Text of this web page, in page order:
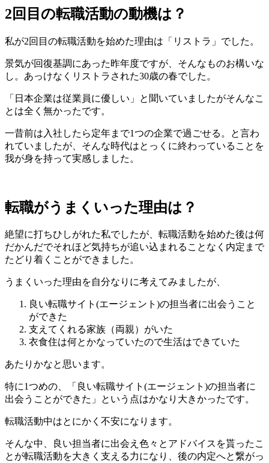
2回目の転職活動の動機は？
私が2回目の転職活動を始めた理由は「リストラ」でした。
景気が回復基調にあった昨年度ですが、そんなものお構いな
し。あっけなくリストラされた30歳の春でした。
「日本企業は従業員に優しい」と聞いていましたがそんなこ
とは全く無かったです。
一昔前は入社したら定年まで1つの企業で過ごせる。と言わ
れていましたが、そんな時代はとっくに終わっていることを
我が身を持って実感しました。
転職がうまくいった理由は？
絶望に打ちひしがれた私でしたが、転職活動を始めた後は何
だかんだでそれほど気持ちが追い込まれることなく内定まで
たどり着くことができました。
うまくいった理由を自分なりに考えてみましたが、
良い転職サイト(エージェント)の担当者に出会うこと
ができた
支えてくれる家族（両親）がいた
衣食住は何とかなっていたので生活はできていた
あたりかなと思います。
特に1つめの、「良い転職サイト(エージェント)の担当者に
出会うことができた」という点はかなり大きかったです。
転職活動中はとにかく不安になります。
そんな中、良い担当者に出会え色々とアドバイスを貰ったこ
とが転職活動を大きく支える力になり、後の内定へと繋がっ